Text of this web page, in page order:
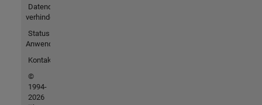
Datendiebstahl
verhindern
Status von
Anwendungen
Kontakt
©
1994-
2026